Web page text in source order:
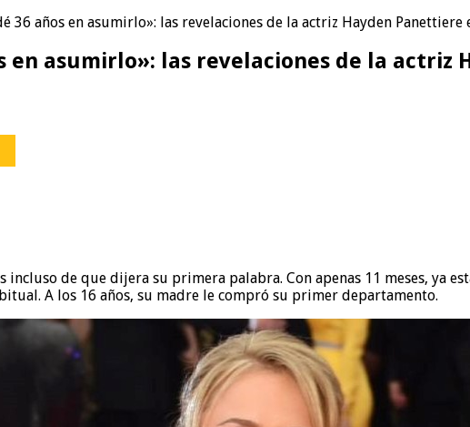
36 años en asumirlo»: las revelaciones de la actriz Hayden
en asumirlo»: las revelaciones de la actriz
incluso de que dijera su primera palabra. Con apenas 11 meses, ya
A los 16 años, su madre le compró su primer departamento.